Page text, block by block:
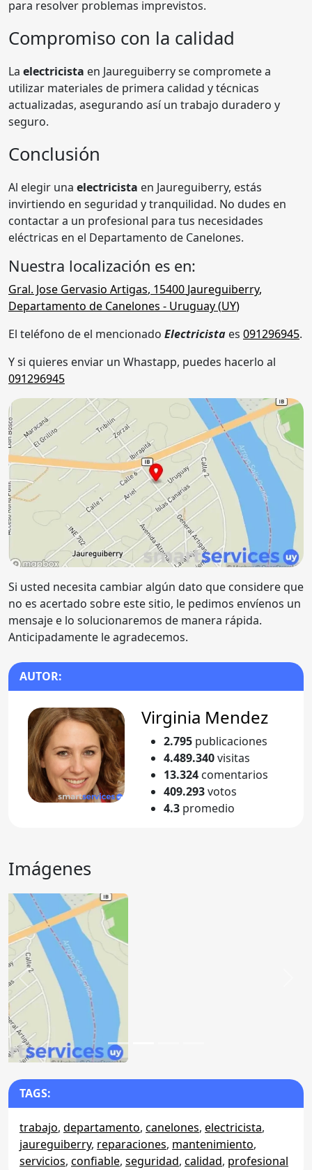
para resolver problemas imprevistos.
Compromiso con la calidad
La electricista en Jaureguiberry se compromete a
utilizar materiales de primera calidad y técnicas
actualizadas, asegurando así un trabajo duradero y
seguro.
Conclusión
Al elegir una electricista en Jaureguiberry, estás
invirtiendo en seguridad y tranquilidad. No dudes en
contactar a un profesional para tus necesidades
eléctricas en el Departamento de Canelones.
Nuestra localización es en:
Gral. Jose Gervasio Artigas, 15400 Jaureguiberry,
Departamento de Canelones - Uruguay (UY)
El teléfono de el mencionado Electricista es 091296945.
Y si quieres enviar un Whastapp, puedes hacerlo al
091296945
Si usted necesita cambiar algún dato que considere que
no es acertado sobre este sitio, le pedimos envíenos un
mensaje e lo solucionaremos de manera rápida.
Anticipadamente le agradecemos.
AUTOR:
Virginia Mendez
2.795 publicaciones
4.489.340visitas
13.324 comentarios
409.293votos
4.3 promedio
Imágenes
Anterior
TAGS:
trabajo, departamento, canelones, electricista,
jaureguiberry, reparaciones, mantenimiento,
servicios, confiable, seguridad, calidad, profesional